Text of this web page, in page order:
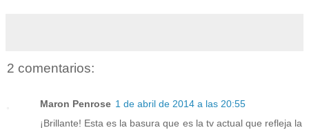
2 comentarios:
Maron Penrose 1 de abril de 2014 a las 20:55
¡Brillante! Esta es la basura que es la tv actual que refleja la